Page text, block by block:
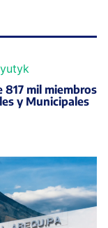
817 mil miembros
y Municipales